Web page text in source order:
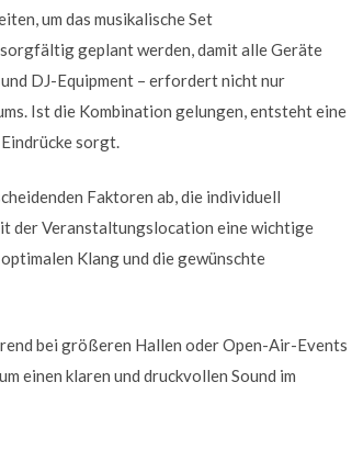
um das musikalische Set
geplant werden, damit alle Geräte
DJ-Equipment – erfordert nicht nur
Ist die Kombination gelungen, entsteht eine
sorgt.
Faktoren ab, die individuell
der Veranstaltungslocation eine wichtige
Klang und die gewünschte
bei größeren Hallen oder Open-Air-Events
einen klaren und druckvollen Sound im